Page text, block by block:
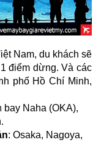
Nam, du khách sẽ
điểm dừng. Và các
phố Hồ Chí Minh,
bay Naha (OKA),
: Osaka, Nagoya,